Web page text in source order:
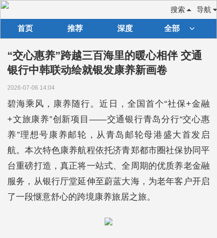
导航
搜索
首页 推荐 深度 全部
“交心惠养”跨越三百海里的暖心相伴 交通
银行中韩联动绘就银发康养新画卷
2026-07-06 14:04
碧海乘风，康养随行。近日，全国首个“社保+金融
+文旅康养”创新项目——交通银行青岛分行“交心惠
养”理想号康养邮轮，从青岛邮轮母港盛大首发启
航。本次特色康养航程依托济青郑都市圈社保协同平
台重磅打造，真正将一站式、全周期的优质养老金融
服务，从银行厅堂延伸至蔚蓝大海，为老年客户开启
了一段惬意舒心的跨境康养旅居之旅。